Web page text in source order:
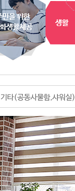
기타(공동사물함,샤워실)